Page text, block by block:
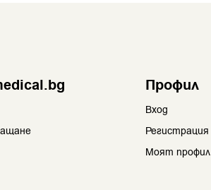
Профил
Вход
Регистрация
Моят профил